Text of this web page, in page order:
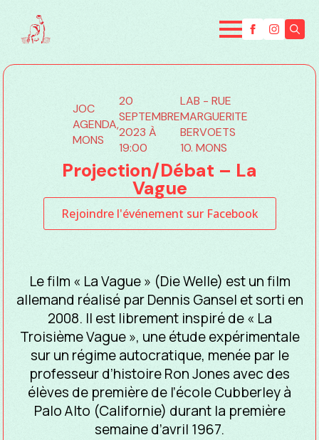
for:
JOC
AGENDA,
MONS
20
SEPTEMBRE
2023 À
19:00
LAB - RUE
MARGUERITE
BERVOETS
10. MONS
Projection/Débat – La
Vague
Rejoindre l'événement sur Facebook
Le film « La Vague » (Die Welle) est un film
allemand réalisé par Dennis Gansel et sorti en
2008. Il est librement inspiré de « La
Troisième Vague », une étude expérimentale
sur un régime autocratique, menée par le
professeur d’histoire Ron Jones avec des
élèves de première de l’école Cubberley à
Palo Alto (Californie) durant la première
semaine d’avril 1967.